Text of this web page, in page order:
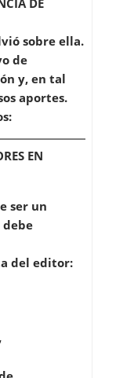
DE
sobre ella.
de
y, en tal
aportes.
EN
ser un
debe
del editor: